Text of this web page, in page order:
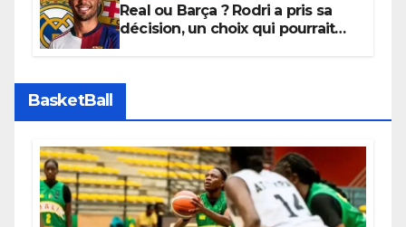
Real ou Barça ? Rodri a pris sa
décision, un choix qui pourrait
BasketBall